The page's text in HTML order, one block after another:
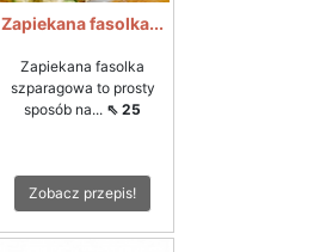
Zapiekana fasolka...
Zapiekana fasolka
szparagowa to prosty
sposób na... ⇖ 25
Zobacz przepis!